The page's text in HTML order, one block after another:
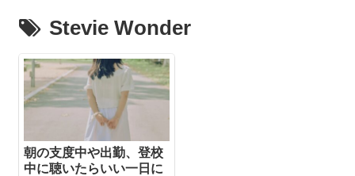
Stevie Wonder
朝の支度中や出勤、登校
中に聴いたらいい一日に